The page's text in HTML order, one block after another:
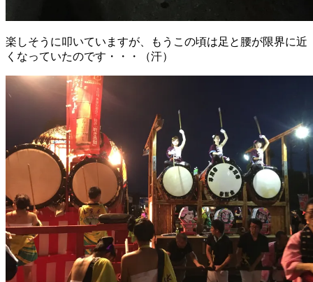
楽しそうに叩いていますが、もうこの頃は足と腰が限界に近
くなっていたのです・・・（汗）